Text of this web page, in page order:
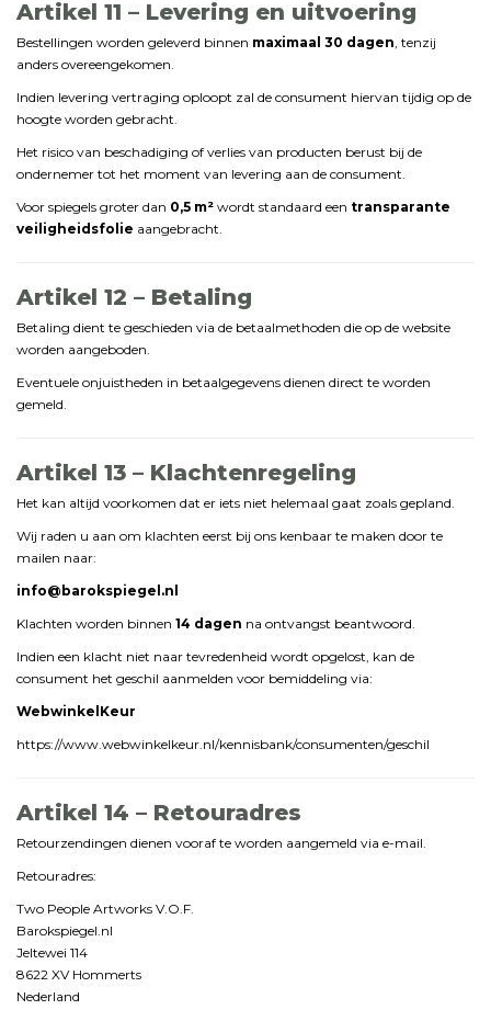
Artikel 11 – Levering en uitvoering
Bestellingen worden geleverd binnen maximaal 30 dagen, tenzij
anders overeengekomen.
Indien levering vertraging oploopt zal de consument hiervan tijdig op de
hoogte worden gebracht.
Het risico van beschadiging of verlies van producten berust bij de
ondernemer tot het moment van levering aan de consument.
Voor spiegels groter dan 0,5 m² wordt standaard een transparante
veiligheidsfolie aangebracht.
Artikel 12 – Betaling
Betaling dient te geschieden via de betaalmethoden die op de website
worden aangeboden.
Eventuele onjuistheden in betaalgegevens dienen direct te worden
gemeld.
Artikel 13 – Klachtenregeling
Het kan altijd voorkomen dat er iets niet helemaal gaat zoals gepland.
Wij raden u aan om klachten eerst bij ons kenbaar te maken door te
mailen naar:
info@ barokspiegel.nl
Klachten worden binnen 14 dagen na ontvangst beantwoord.
Indien een klacht niet naar tevredenheid wordt opgelost, kan de
consument het geschil aanmelden voor bemiddeling via:
WebwinkelKeur
https://www.webwinkelkeur.nl/kennisbank/consumenten/geschil
Artikel 14 – Retouradres
Retourzendingen dienen vooraf te worden aangemeld via e-mail.
Retouradres:
Two People Artworks V.O.F.
Barokspiegel.nl
Jeltewei 114
8622 XV Hommerts
Nederland